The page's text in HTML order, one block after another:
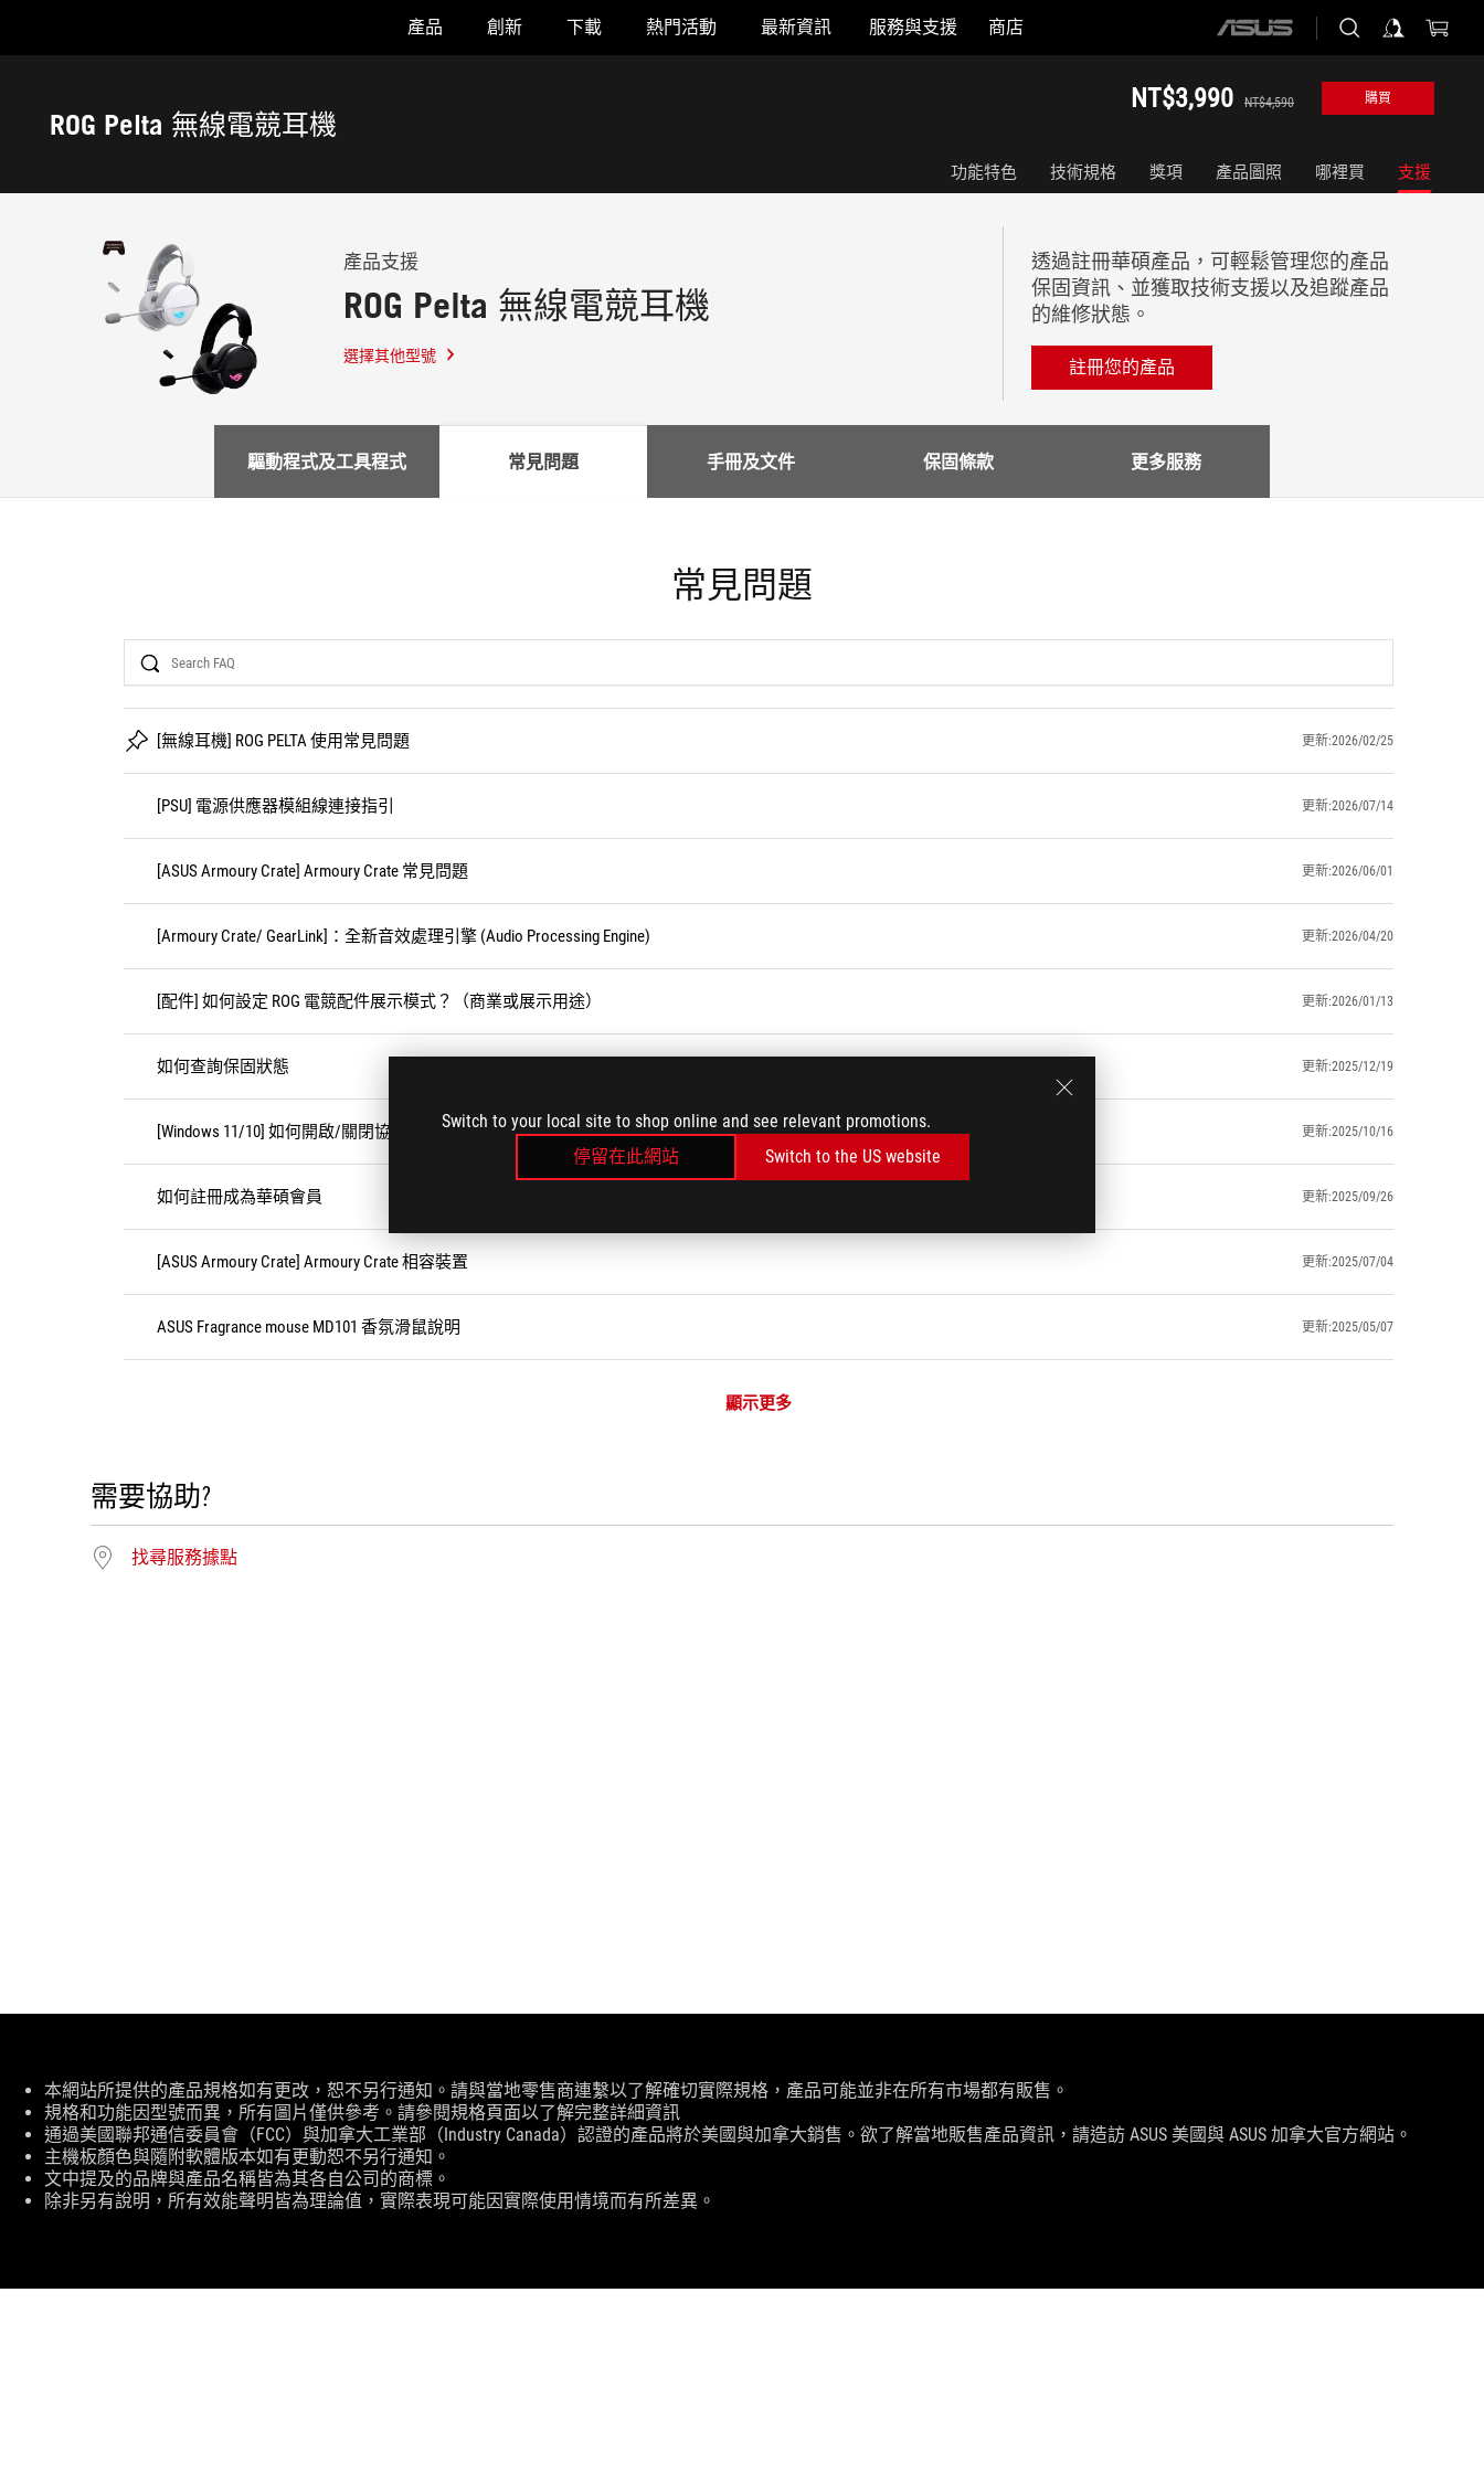
Switch to your local site to shop online and see relevant promotions.
停留在此網站
Switch to the US website
Accessibility links
產品 創新 下載 熱門活動 最新資訊 服務與支援 商店
ASUS
ROG Pelta 無線電競耳機
NT$3,990 NT$4,590 購買
功能特色 技術規格 獎項 產品圖照 哪裡買 支援
產品支援
ROG Pelta 無線電競耳機
選擇其他型號
透過註冊華碩產品，可輕鬆管理您的產品
保固資訊、並獲取技術支援以及追蹤產品
的維修狀態。
註冊您的產品
驅動程式及工具程式 常見問題 手冊及文件 保固條款 更多服務
常見問題
Search
[無線耳機] ROG PELTA 使用常見問題 更新:2026/02/25
[PSU] 電源供應器模組線連接指引 更新:2026/07/14
[ASUS Armoury Crate] Armoury Crate 常見問題 更新:2026/06/01
[Armoury Crate/ GearLink]：全新音效處理引擎 (Audio Processing Engine) 更新:2026/04/20
[配件] 如何設定 ROG 電競配件展示模式？（商業或展示用途） 更新:2026/01/13
如何查詢保固狀態 更新:2025/12/19
[Windows 11/10] 如何開啟/關閉協助工具（朗讀程式） 更新:2025/10/16
如何註冊成為華碩會員 更新:2025/09/26
[ASUS Armoury Crate] Armoury Crate 相容裝置 更新:2025/07/04
ASUS Fragrance mouse MD101 香氛滑鼠說明 更新:2025/05/07
顯示更多
需要協助?
找尋服務據點
免
責
聲
明
本網站所提供的產品規格如有更改，恕不另行通知。請與當地零售商連繫以了解確切實際規格，產品可能並非在所有市場都有販售。
規格和功能因型號而異，所有圖片僅供參考。請參閱規格頁面以了解完整詳細資訊
通過美國聯邦通信委員會（FCC）與加拿大工業部（Industry Canada）認證的產品將於美國與加拿大銷售。欲了解當地販售產品資訊，請造訪 ASUS 美國與 ASUS 加拿大官方網站。
主機板顏色與隨附軟體版本如有更動恕不另行通知。
文中提及的品牌與產品名稱皆為其各自公司的商標。
除非另有說明，所有效能聲明皆為理論值，實際表現可能因實際使用情境而有所差異。
ASUS